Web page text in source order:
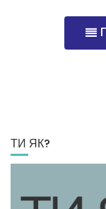
ТИ ЯК?